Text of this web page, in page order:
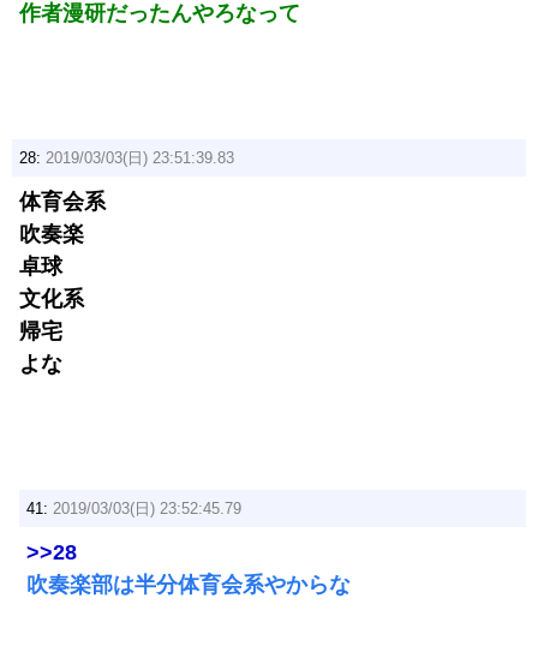
作者漫研だったんやろなって
28: 2019/03/03(日) 23:51:39.83
体育会系
吹奏楽
卓球
文化系
帰宅
よな
41: 2019/03/03(日) 23:52:45.79
>>28
吹奏楽部は半分体育会系やからな